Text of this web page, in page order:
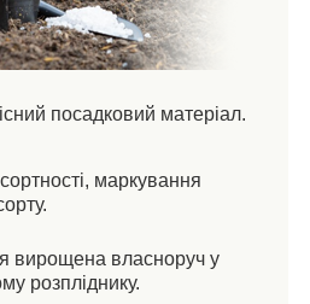
посадковий матеріал.
маркування
вирощена власноруч у
розпліднику.